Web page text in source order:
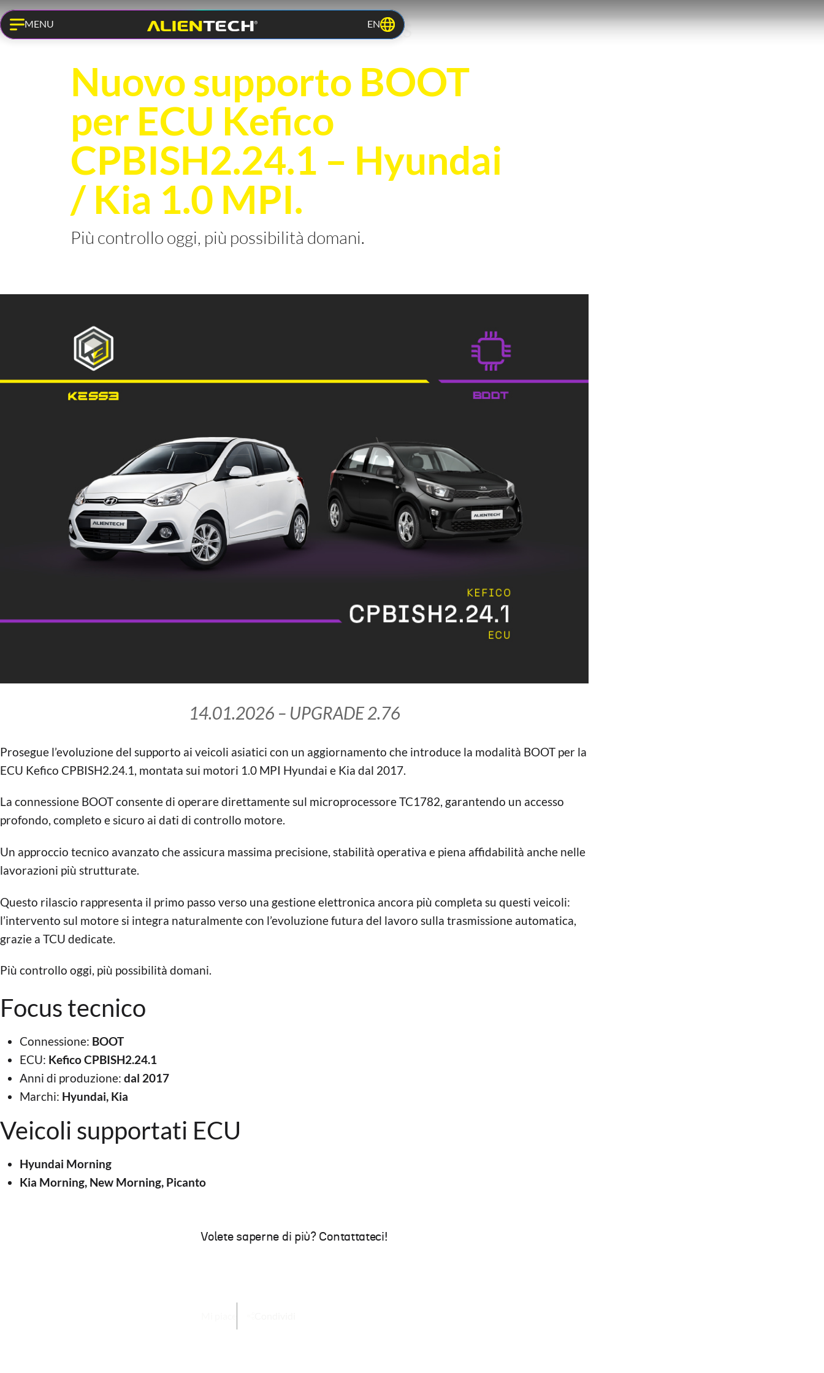
MENU EN
KESS3 PROTOCOLS RELEASES
Nuovo supporto BOOT
per ECU Kefico
CPBISH2.24.1 – Hyundai
/ Kia 1.0 MPI.
Più controllo oggi, più possibilità domani.
14.01.2026 – UPGRADE 2.76
Prosegue l’evoluzione del supporto ai veicoli asiatici con un aggiornamento che introduce la modalità BOOT per la
ECU Kefico CPBISH2.24.1, montata sui motori 1.0 MPI Hyundai e Kia dal 2017.
La connessione BOOT consente di operare direttamente sul microprocessore TC1782, garantendo un accesso
profondo, completo e sicuro ai dati di controllo motore.
Un approccio tecnico avanzato che assicura massima precisione, stabilità operativa e piena affidabilità anche nelle
lavorazioni più strutturate.
Questo rilascio rappresenta il primo passo verso una gestione elettronica ancora più completa su questi veicoli:
l’intervento sul motore si integra naturalmente con l’evoluzione futura del lavoro sulla trasmissione automatica,
grazie a TCU dedicate.
Più controllo oggi, più possibilità domani.
Focus tecnico
Connessione: BOOT
ECU: Kefico CPBISH2.24.1
Anni di produzione: dal 2017
Marchi: Hyundai, Kia
Veicoli supportati ECU
Hyundai Morning
Kia Morning, New Morning, Picanto
Volete saperne di più? Contattateci!